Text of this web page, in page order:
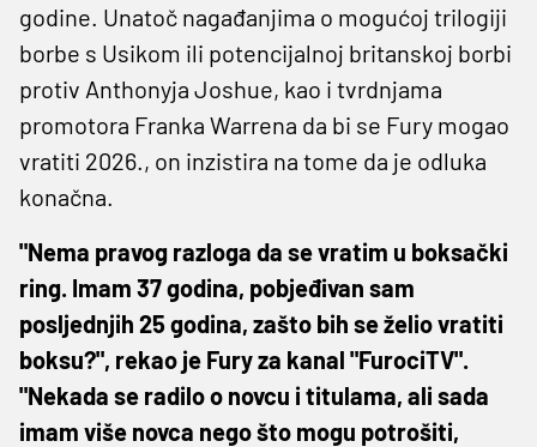
godine. Unatoč nagađanjima o mogućoj trilogiji
borbe s Usikom ili potencijalnoj britanskoj borbi
protiv Anthonyja Joshue, kao i tvrdnjama
promotora Franka Warrena da bi se Fury mogao
vratiti 2026., on inzistira na tome da je odluka
konačna.
"Nema pravog razloga da se vratim u boksački
ring. Imam 37 godina, pobjeđivan sam
posljednjih 25 godina, zašto bih se želio vratiti
boksu?", rekao je Fury za kanal "FurociTV".
"Nekada se radilo o novcu i titulama, ali sada
imam više novca nego što mogu potrošiti,